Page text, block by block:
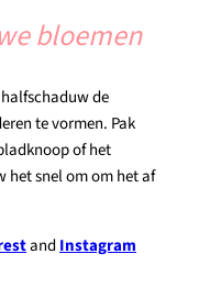
bloemen
de
te vormen. Pak
of het
het snel om om het af
andInstagram